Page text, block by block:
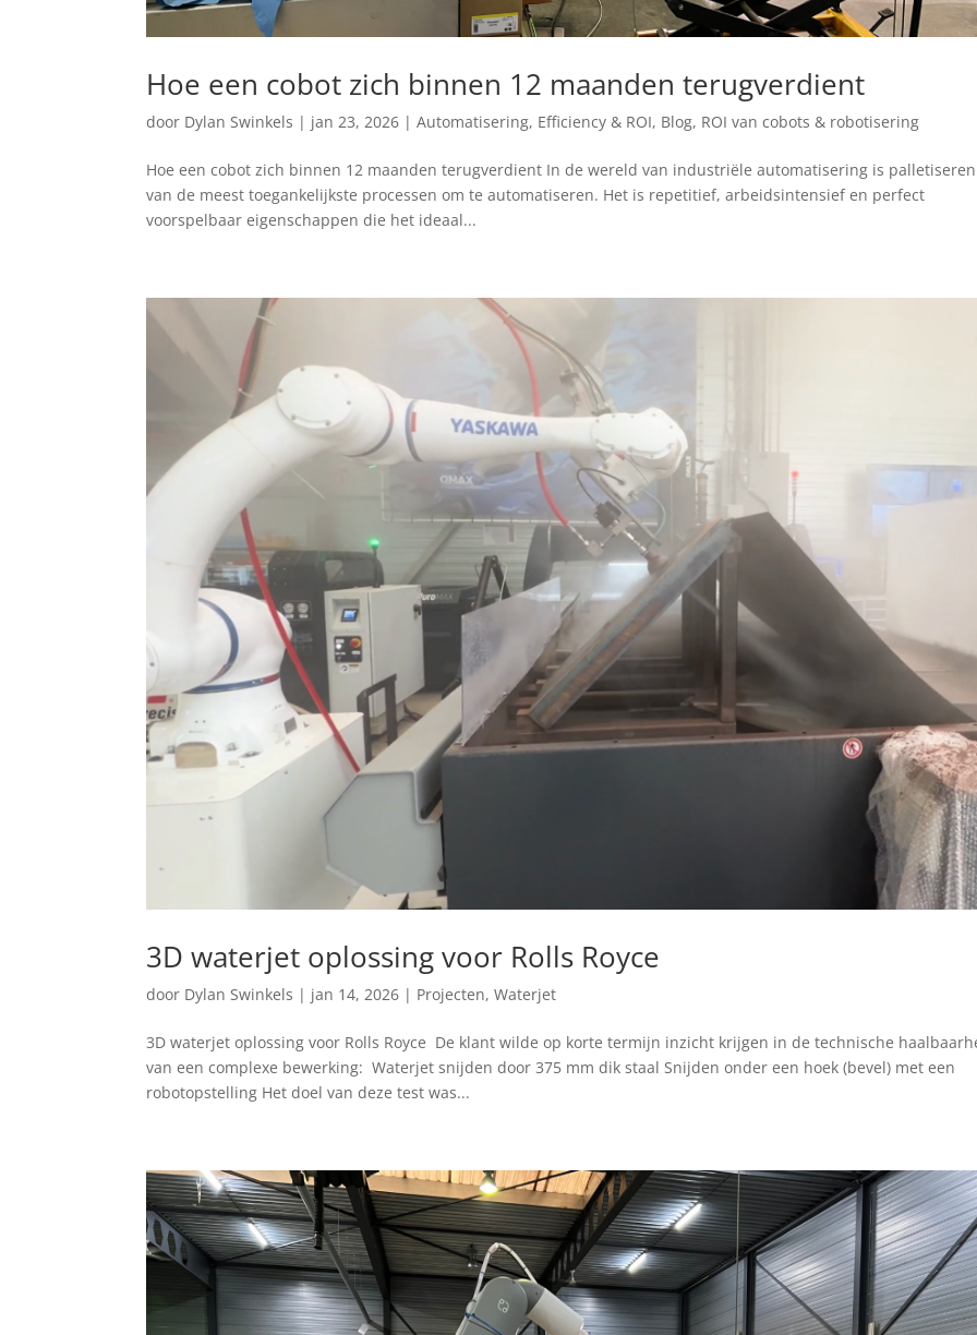
Hoe een cobot zich binnen 12 maanden terugverdient
door Dylan Swinkels | jan 23, 2026 |Automatisering, Efficiency & ROI, Blog, ROI van cobots & robotisering
Hoe een cobot zich binnen 12 maanden terugverdient In de wereld van industriële automatisering is
van de meest toegankelijkste processen om te automatiseren. Het is repetitief, arbeidsintensief en perfect
voorspelbaar eigenschappen die het ideaal...
3D waterjet oplossing voor Rolls Royce
door Dylan Swinkels | jan 14, 2026 | Projecten,Waterjet
3D waterjet oplossing voor Rolls Royce De klant wilde op korte termijn inzicht krijgen in de technische
van een complexe bewerking: Waterjet snijden door 375 mm dik staal Snijden onder een hoek (bevel) met een
robotopstelling Het doel van deze test was...